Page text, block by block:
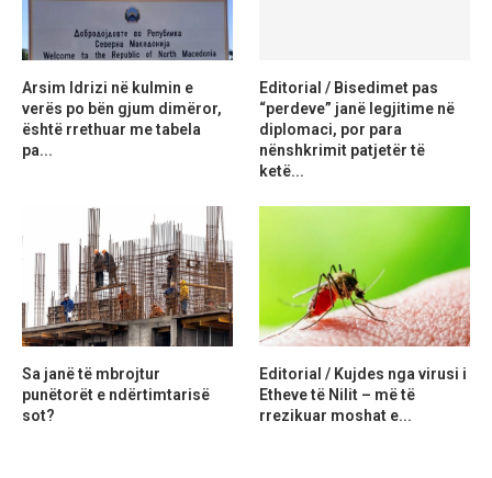
Arsim Idrizi në kulmin e
verës po bën gjum dimëror,
është rrethuar me tabela
pa...
Editorial / Bisedimet pas
“perdeve” janë legjitime në
diplomaci, por para
nënshkrimit patjetër të
ketë...
Sa janë të mbrojtur
punëtorët e ndërtimtarisë
sot?
Editorial / Kujdes nga virusi i
Etheve të Nilit – më të
rrezikuar moshat e...